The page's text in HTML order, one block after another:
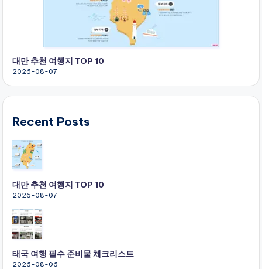
대만 추천 여행지 TOP 10
2026-08-07
Recent Posts
대만 추천 여행지 TOP 10
2026-08-07
태국 여행 필수 준비물 체크리스트
2026-08-06